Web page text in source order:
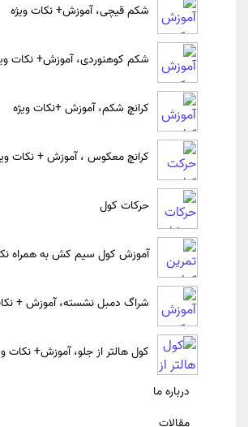
شکم قیچی، آموزش+ نکات ویژه
شکم کوهنوردی، آموزش+ نکات ویژه
کرانچ شکم، آموزش +نکات ویژه
کرانچ معکوس ، آموزش + نکات ویژه
حرکات کول
آموزش کول سیم کش به همراه نکات ویژه
شراگ دمبل نشسته، آموزش + نکات ویژه
کول هالتر از جلو، آموزش+ نکات ویژه
درباره ما